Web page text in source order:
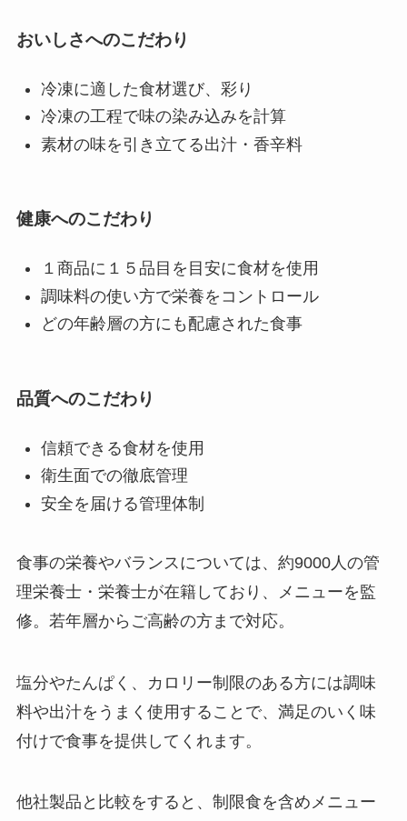
おいしさへのこだわり
冷凍に適した食材選び、彩り
冷凍の工程で味の染み込みを計算
素材の味を引き立てる出汁・香辛料
健康へのこだわり
１商品に１５品目を目安に食材を使用
調味料の使い方で栄養をコントロール
どの年齢層の方にも配慮された食事
品質へのこだわり
信頼できる食材を使用
衛生面での徹底管理
安全を届ける管理体制
食事の栄養やバランスについては、約9000人の管
理栄養士・栄養士が在籍しており、メニューを監
修。若年層からご高齢の方まで対応。
塩分やたんぱく、カロリー制限のある方には調味
料や出汁をうまく使用することで、満足のいく味
付けで食事を提供してくれます。
他社製品と比較をすると、制限食を含めメニュー